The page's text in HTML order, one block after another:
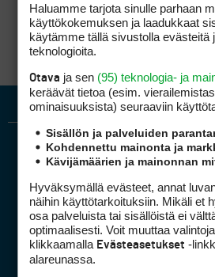
Golfpiste
Haluamme tarjota sinulle parhaan
käyttökokemuksen ja laadukkaat
käytämme tällä sivustolla evästeitä
teknologioita.
Otava ja sen (95) teknologia- ja
keräävät tietoa (esim.
ominaisuuk­sista) seuraaviin
Sisällön ja palveluiden
Kohdennettu mainonta ja
Kävijämäärien ja mainonnan
Hyväksymällä evästeet, annat
näihin käyttötarkoituksiin. Mikäli et
osa palveluista tai sisällöistä ei
optimaalisesti. Voit muuttaa
klikkaamalla Evästeasetukset -
alareunassa.